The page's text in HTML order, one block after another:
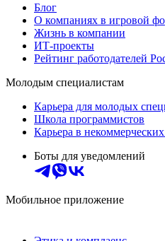
Блог
О компаниях в игровой
Жизнь в компании
ИТ-проекты
Рейтинг работодателей
Молодым специалистам
Карьера для молодых
Школа программистов
Карьера в
Боты для уведомлений
Мобильное приложение